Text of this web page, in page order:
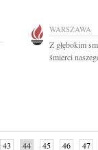
WARSZAWA
Z głębokim
śmierci
43 44 45 46 47